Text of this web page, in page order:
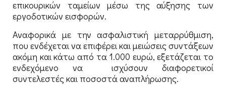
επικουρικών ταμείων μέσω της αύξησης των
εργοδοτικών εισφορών.
Αναφορικά με την ασφαλιστική μεταρρύθμιση,
που ενδέχεται να επιφέρει και μειώσεις συντάξεων
ακόμη και κάτω από τα 1.000 ευρώ, εξετάζεται το
ενδεχόμενο να ισχύσουν διαφορετικοί
συντελεστές και ποσοστά αναπλήρωσης.